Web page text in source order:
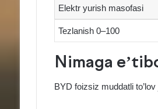
Elektr yurish masofasi
Tezlanish 0–100
Nimaga
BYD foizsiz muddatli